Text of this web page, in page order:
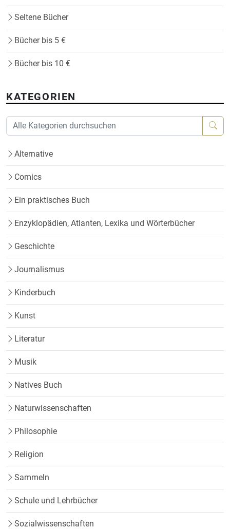
Seltene Bücher
Bücher bis 5 €
Bücher bis 10 €
KATEGORIEN
Alternative
Comics
Ein praktisches Buch
Enzyklopädien, Atlanten, Lexika und Wörterbücher
Geschichte
Journalismus
Kinderbuch
Kunst
Literatur
Musik
Natives Buch
Naturwissenschaften
Philosophie
Religion
Sammeln
Schule und Lehrbücher
Sozialwissenschaften